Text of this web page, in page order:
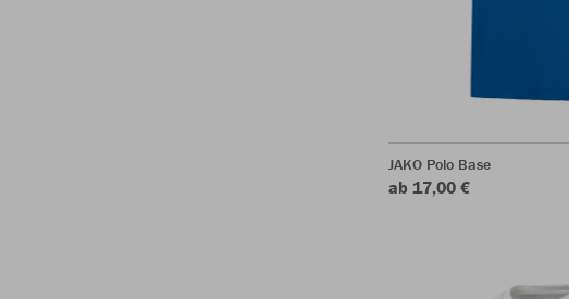
JAKO Polo Base
ab 17,00 €